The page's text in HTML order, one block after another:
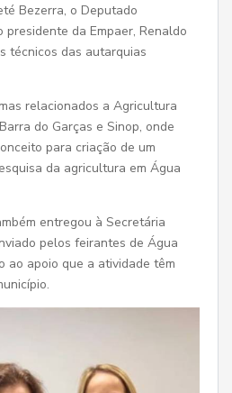
Bezerra, o Deputado
presidente da Empaer, Renaldo
técnicos das autarquias
relacionados a Agricultura
do Garças e Sinop, onde
para criação de um
da agricultura em Água
entregou à Secretária
pelos feirantes de Água
ao apoio que a atividade têm